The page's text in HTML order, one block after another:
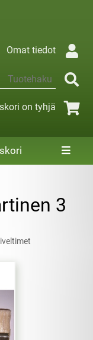
Omat tiedot
on tyhjä
3